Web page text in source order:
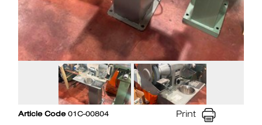
Article Code01C-00804 Print